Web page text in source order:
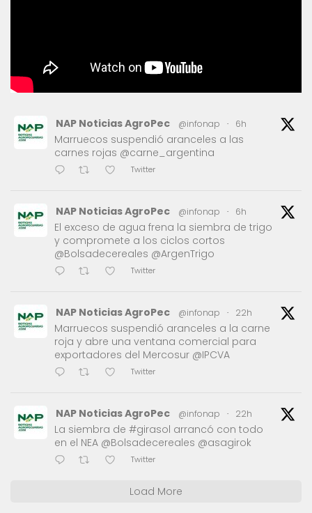
NAP Noticias AgroPec @infonap · 6h
Marruecos suspendió aranceles a las
carnes rojas @carne_argentina
Twitter
NAP Noticias AgroPec @infonap · 6h
El exceso de agua frena la siembra de trigo
y compromete a los ciclos cortos
@Bolsadecereales @ArgenTrigo
Twitter
NAP Noticias AgroPec @infonap · 22h
Marruecos suspendió aranceles a la carne
roja y abre una ventana comercial para
exportadores del Mercosur @IPCVA
Twitter
NAP Noticias AgroPec @infonap · 22h
La siembra de #girasol arrancó con todo
en el NEA @Bolsadecereales @asagirok
Twitter
Load More